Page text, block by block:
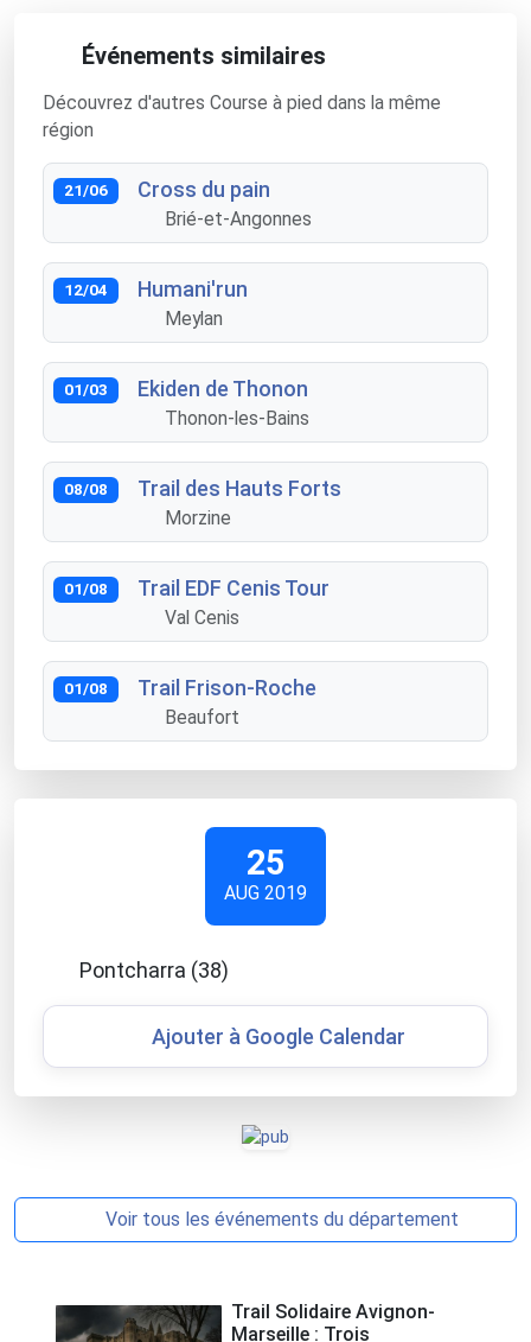
Événements similaires
Découvrez d'autres Course à pied dans la même
région
21/06 Cross du pain
Brié-et-Angonnes
12/04 Humani'run
Meylan
01/03 Ekiden de Thonon
Thonon-les-Bains
08/08 Trail des Hauts Forts
Morzine
01/08 Trail EDF Cenis Tour
Val Cenis
01/08 Trail Frison-Roche
Beaufort
25
AUG 2019
Pontcharra (38)
Ajouter à Google Calendar
Voir tous les événements du département
Trail Solidaire Avignon-
Marseille : Trois